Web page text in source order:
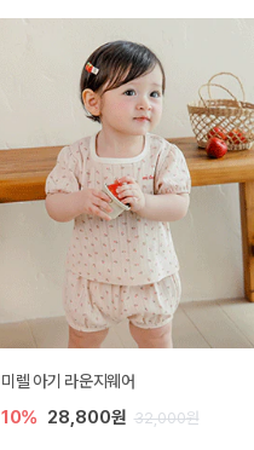
미렐 아기 라운지웨어
10% 28,800원 32,000원